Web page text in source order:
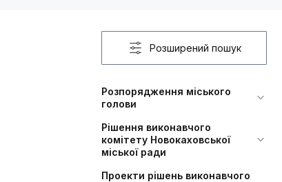
Розширений пошук
Розпорядження міського
голови
Рішення виконавчого
комітету Новокаховської
міської ради
Проекти рішень виконавчого